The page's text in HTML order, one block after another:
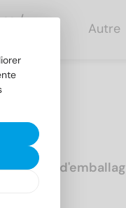
/
Autre
Unités